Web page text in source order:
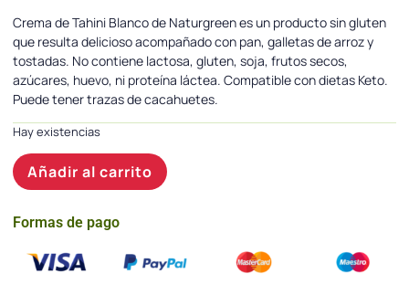
Crema de Tahini Blanco de Naturgreen es un producto sin gluten
que resulta delicioso acompañado con pan, galletas de arroz y
tostadas. No contiene lactosa, gluten, soja, frutos secos,
azúcares, huevo, ni proteína láctea. Compatible con dietas Keto.
Puede tener trazas de cacahuetes.
Hay existencias
Añadir al carrito
Formas de pago